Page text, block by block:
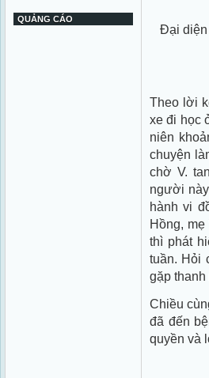
QUẢNG CÁO
Đại diện
Theo lời
xe đi học
niên
chuyện
chờ V.
người
hành vi
Hồng,
thì phát
tuần. Hỏi
gặp
Chiều
đã đến
quyền và